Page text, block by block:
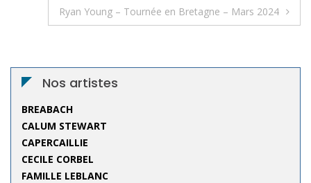
Ryan Young – Tournée en Bretagne – Mars 2024
Nos artistes
BREABACH
CALUM STEWART
CAPERCAILLIE
CECILE CORBEL
FAMILLE LEBLANC